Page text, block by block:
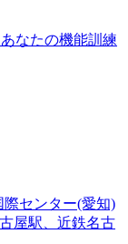
なたの機能訓練
センター(愛知)
屋駅、近鉄名古